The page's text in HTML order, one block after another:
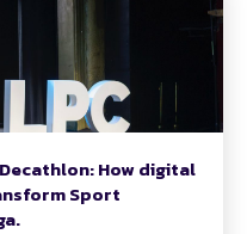
How digital
Sport